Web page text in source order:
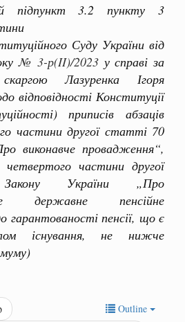
підпункт 3.2 пункту 3
Суду України від
№ 3-р(II)/2023 у справі за
Лазуренка Ігоря
відповідності Конституції
приписів абзаців
частини другої статті 70
виконавче провадження“,
четвертого частини другої
України „Про
державне пенсійне
гарантованості пенсії, що є
існування, не нижче
Outline